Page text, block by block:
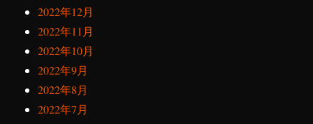
2022年12月
2022年11月
2022年10月
2022年9月
2022年8月
2022年7月